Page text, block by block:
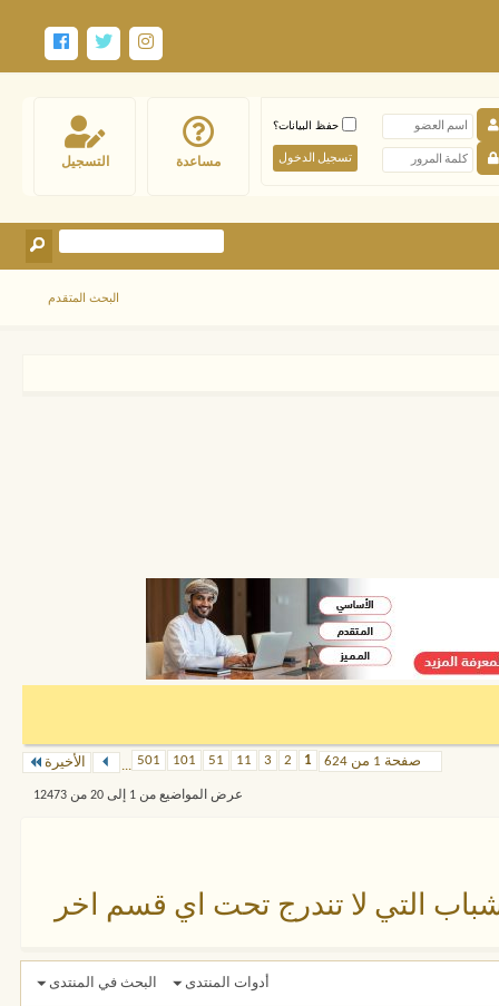
التسجيل مساعدة
حفظ البيانات؟
البحث المتقدم
صفحة 1 من 624 1
2
3
11
51
101
501
... الأخيرة
عرض المواضيع من 1 إلى 20 من 12473
التي لا تندرج تحت اي قسم اخر
أدوات المنتدى البحث في المنتدى